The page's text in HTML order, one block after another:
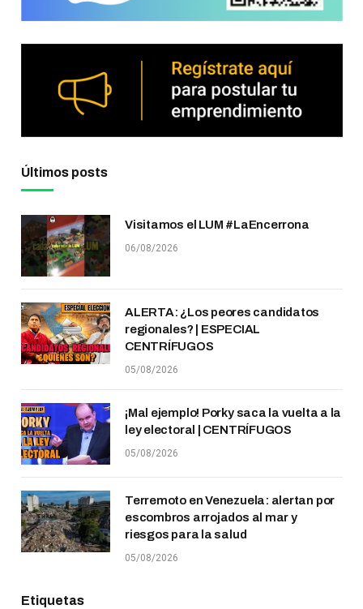
Últimos posts
Visitamos el LUM #LaEncerrona
06/08/2026
ALERTA: ¿Los peores candidatos
regionales? | ESPECIAL
CENTRÍFUGOS
05/08/2026
¡Mal ejemplo! Porky saca la vuelta a la
ley electoral | CENTRÍFUGOS
05/08/2026
Terremoto en Venezuela: alertan por
escombros arrojados al mar y
riesgos para la salud
05/08/2026
Etiquetas